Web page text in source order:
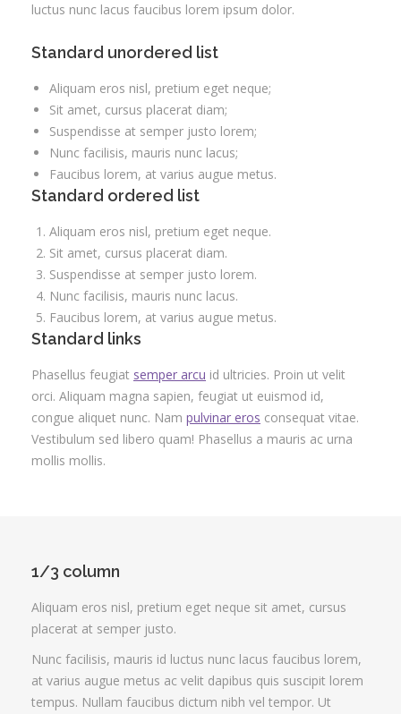
luctus nunc lacus faucibus lorem ipsum dolor.
Standard unordered list
Aliquam eros nisl, pretium eget neque;
Sit amet, cursus placerat diam;
Suspendisse at semper justo lorem;
Nunc facilisis, mauris nunc lacus;
Faucibus lorem, at varius augue metus.
Standard ordered list
Aliquam eros nisl, pretium eget neque.
Sit amet, cursus placerat diam.
Suspendisse at semper justo lorem.
Nunc facilisis, mauris nunc lacus.
Faucibus lorem, at varius augue metus.
Standard links
Phasellus feugiat semper arcu id ultricies. Proin ut velit
orci. Aliquam magna sapien, feugiat ut euismod id,
congue aliquet nunc. Nam pulvinar eros consequat vitae.
Vestibulum sed libero quam! Phasellus a mauris ac urna
mollis mollis.
1/3 column
Aliquam eros nisl, pretium eget neque sit amet, cursus
placerat at semper justo.
Nunc facilisis, mauris id luctus nunc lacus faucibus lorem,
at varius augue metus ac velit dapibus quis suscipit lorem
tempus. Nullam faucibus dictum nibh vel tempor. Ut